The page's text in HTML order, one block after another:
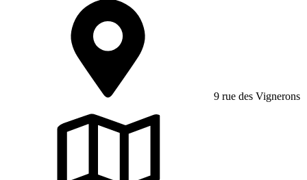
9 rue des Vignerons